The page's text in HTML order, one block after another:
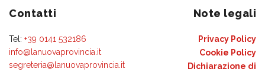
Contatti
Tel: +39 0141 532186
info@lanuovaprovincia.it
segreteria@lanuovaprovincia.it
Note legali
Privacy Policy
Cookie Policy
Dichiarazione di